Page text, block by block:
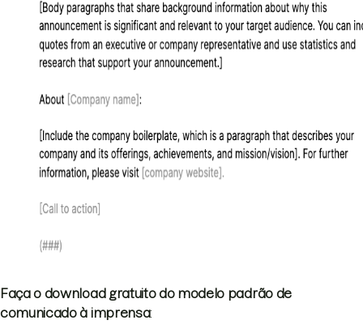
Faça o download gratuito do modelo padrão de
comunicado à imprensa: